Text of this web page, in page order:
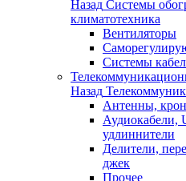
Назад Системы
климатотехника
Вентиляторы
Системы
Назад
Антенны,
Аудиокабели,
удлиннители
Делители,
джек
Прочее